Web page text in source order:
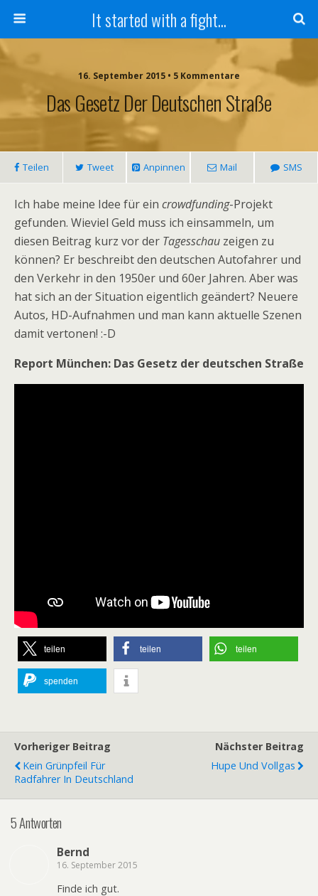
It started with a fight...
16. September 2015 • 5 Kommentare
Das Gesetz Der Deutschen Straße
Teilen Tweet Anpinnen Mail SMS
Ich habe meine Idee für ein crowdfunding-Projekt
gefunden. Wieviel Geld muss ich einsammeln, um
diesen Beitrag kurz vor der Tagesschau zeigen zu
können? Er beschreibt den deutschen Autofahrer und
den Verkehr in den 1950er und 60er Jahren. Aber was
hat sich an der Situation eigentlich geändert? Neuere
Autos, HD-Aufnahmen und man kann aktuelle Szenen
damit vertonen! :-D
Report München: Das Gesetz der deutschen Straße
teilen teilen teilen
spenden
Vorheriger Beitrag
Kein Grünpfeil Für
Radfahrer In Deutschland
Nächster Beitrag
Hupe Und Vollgas
5 Antworten
Bernd
16. September 2015
Finde ich gut.